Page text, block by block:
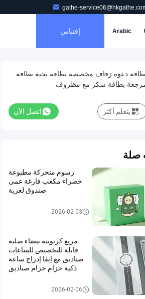
gathe-
Arabic إقتباس
دعوة زفاف مخصصة بطاقة تحية بطاقة
بطاقة شكر مع مظروف
اتصل الآن يتعلم أكثر
صلة
رسوم متحركة مطبوعة
خضراء مكعب فارغة عمى
صندوق لغزية
صندوق تغليف هدايا من الورق المق
2026-02-03
مربع كرتونية بيضاء صلبة
قابلة للتخصيص للساعات
صناديق مع إيفا إدراج ساعة
ذكية حزام حزام صناديق
صندوق تغليف هدايا من الورق المق
2026-02-06